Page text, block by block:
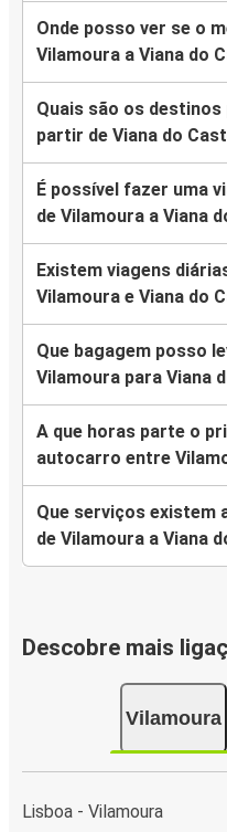
Onde posso ver se o
Vilamoura a Viana do
Quais são os
partir de Viana do
É possível fazer uma
de Vilamoura a Viana
Existem viagens
Vilamoura e Viana do
Que bagagem posso
Vilamoura para Viana
A que horas parte o
autocarro entre
Que serviços existem
de Vilamoura a Viana
Descobre mais
Vilamoura
Lisboa - Vilamoura